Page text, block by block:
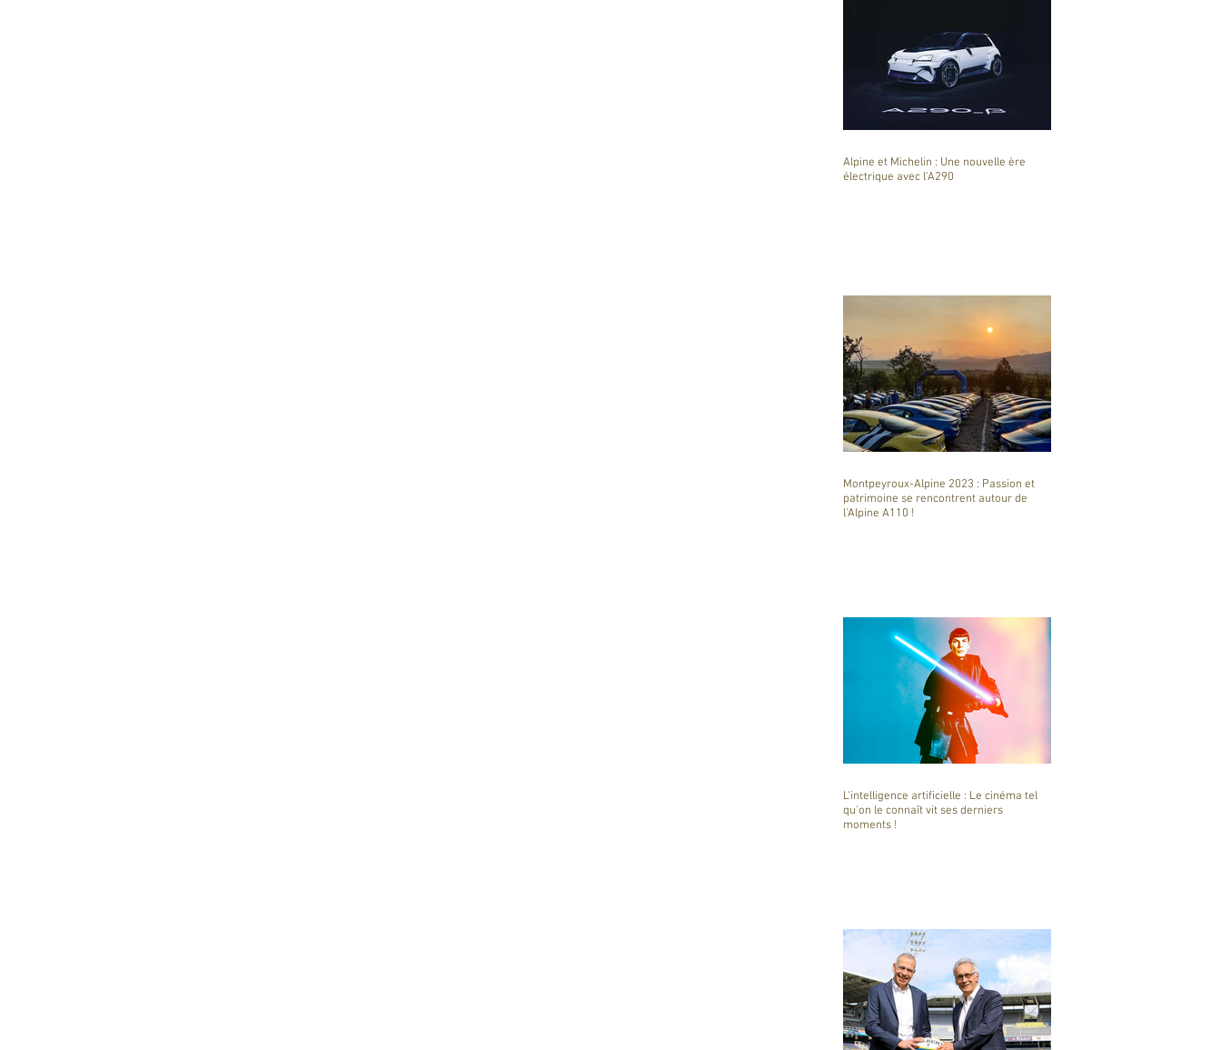
Alpine et Michelin : Une nouvelle ère
électrique avec l'A290
Montpeyroux-Alpine 2023 : Passion et
patrimoine se rencontrent autour de
l'Alpine A110 !
L'intelligence artificielle : Le cinéma tel
qu'on le connaît vit ses derniers
moments !